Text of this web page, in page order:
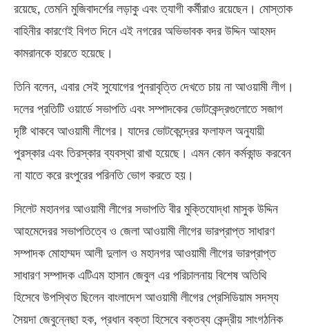
রয়েছে, তেমনি মুজিবাদর্শের লড়াকু এবং ত্যাগী কর্মীরাও রয়েছেন। মোস্তাক
বাহিনীর কারণেই বিগত দিনে এই নগরের অভিভাবক বদর উদ্দিন আহমদ
কামরানকে হারতে হয়েছে।
তিনি বলেন, এবার সেই সুযোগের পুনরাবৃত্তি দেখতে চায় না আওয়ামী লীগ।
দলের প্রতিটি ওয়ার্ডে সভাপতি এবং সম্পাদকের ভোটকেন্দ্রগুলোতে সজাগ
দৃষ্টি থাকবে আওয়ামী লীগের। যাদের ভোটকেন্দ্রের ফলাফল অনুযায়ী
পুরস্কার এবং তিরস্কার ব্যবস্থা রাখা হয়েছে। এমন কোন কর্মকান্ড করবেন
না যাতে করে রংপুরের পরিনতি ভোগ করতে হয়।
সিলেট মহানগর আওয়ামী লীগের সভাপতি বীর মুক্তিযোদ্ধা মাসুক উদ্দিন
আহমেদেরর সভাপতিত্বে ও জেলা আওয়ামী লীগের ভারপ্রাপ্ত সাধারণ
সম্পাদক মোহাম্মদ আলী দুলাল ও মহানগর আওয়ামী লীগের ভারপ্রাপ্ত
সাধারণ সম্পাদক এটিএম হাসান জেবুল এর পরিচালনায় বিশেষ অতিথি
হিসেবে উপস্থিত ছিলেন বাংলাদেশ আওয়ামী লীগের প্রেসিডিয়াম সদস্য
সৈয়দা জেবুন্নেছা হক, প্রধান বক্তা হিসেবে বক্তব্য কেন্দ্রীয় সাংগঠনিক